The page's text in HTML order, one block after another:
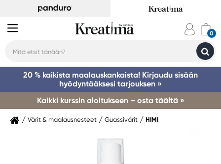
20 % kaikista maalauskankaista! Kirjaudu sisään
hyödyntääksesi tarjouksen »
Kaikki kurssin aloitukseen – osta täältä »
Värit & maalausnesteet Guassivärit HIMI